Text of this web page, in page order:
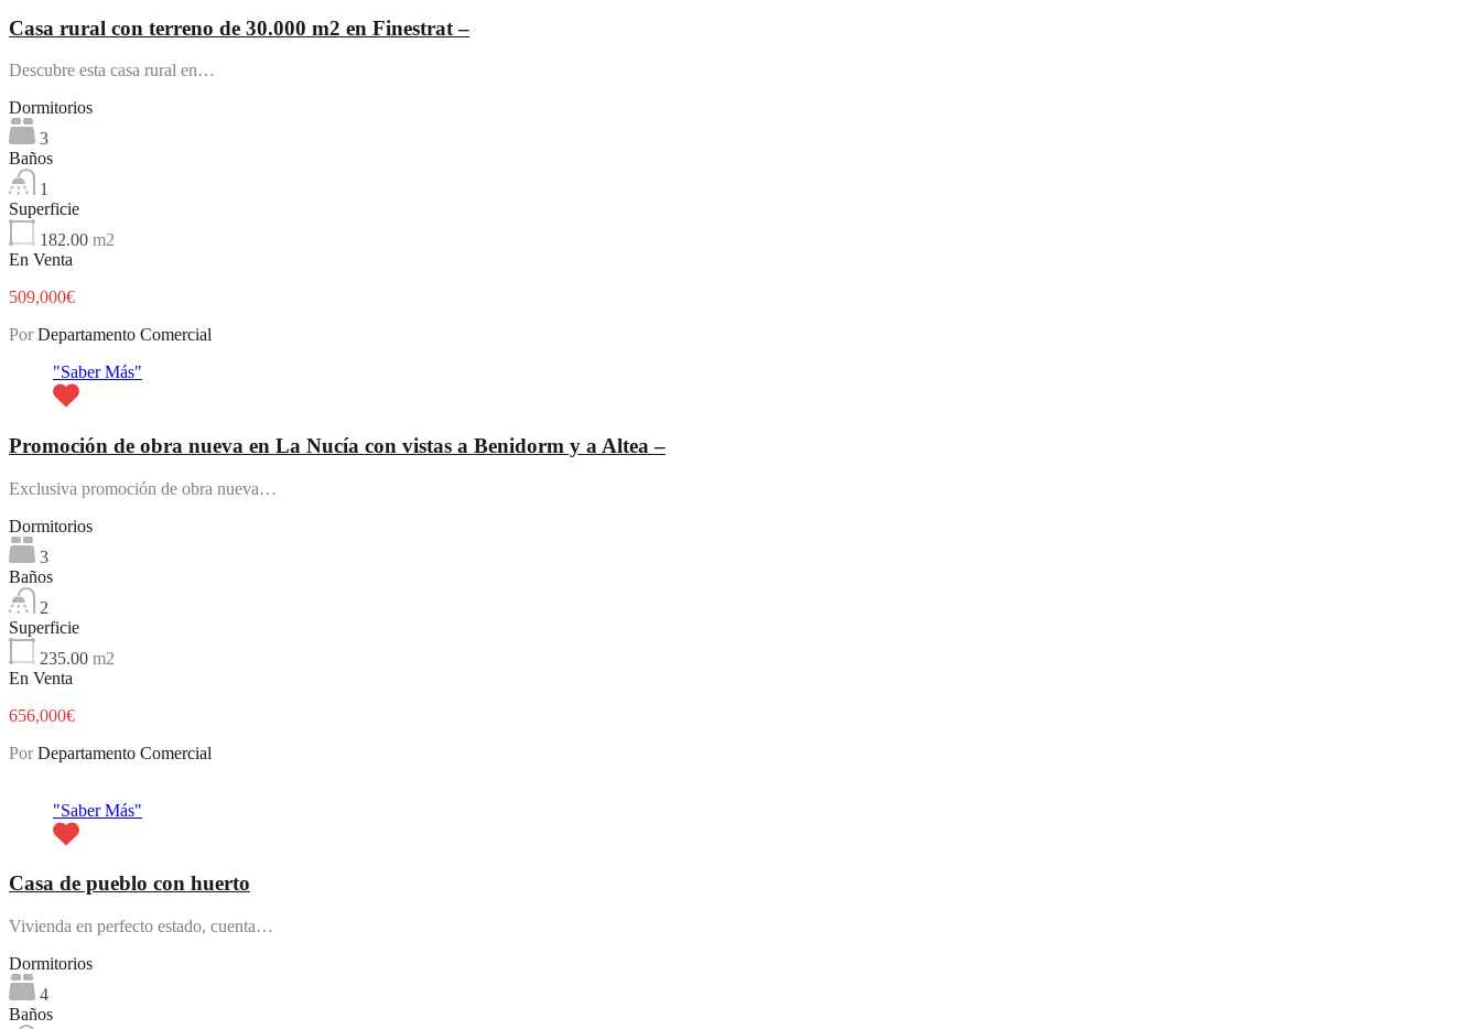
Casa rural con terreno de 30.000 m2 en Finestrat –
Descubre esta casa rural en…
Dormitorios
3
Baños
1
Superficie
182.00 m2
En Venta
509,000€
Por Departamento Comercial
"Saber Más"
Promoción de obra nueva en La Nucía con vistas a Benidorm y a Altea –
Exclusiva promoción de obra nueva…
Dormitorios
3
Baños
2
Superficie
235.00 m2
En Venta
656,000€
Por Departamento Comercial
"Saber Más"
Casa de pueblo con huerto
Vivienda en perfecto estado, cuenta…
Dormitorios
4
Baños